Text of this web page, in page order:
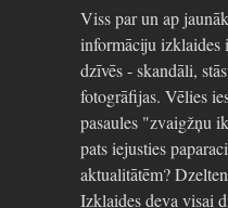
Viss par un ap
informāciju izklaides
dzīvēs - skandāli,
fotogrāfijas. Vēlies
pasaules "zvaigžņu
pats iejusties
aktualitātēm?
Izklaides deva visai